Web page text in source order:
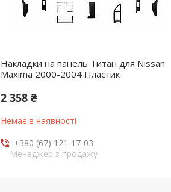
Накладки на панель Титан для Nissan
Maxima 2000-2004 Пластик
2 358 ₴
Немає в наявності
+380 (67) 121-17-03
Менеджер з продажу